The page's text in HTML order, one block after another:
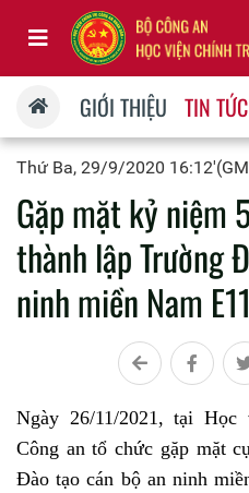
GIỚI THIỆU TIN TỨC
Thứ Ba, 29/9/2020
Gặp mặt kỷ niệm
thành lập Trường
ninh miền Nam
Ngày 26/11/2021, tại
Công an tổ chức gặp mặt
Đào tạo cán bộ an ninh